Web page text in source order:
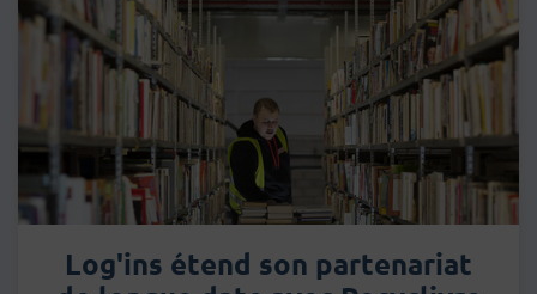
Log'ins étend son partenariat